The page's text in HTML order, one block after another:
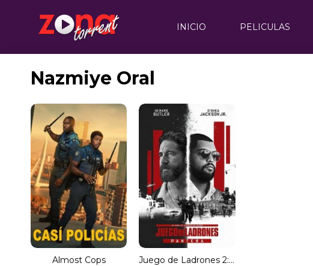
INICIO PELICULAS
Nazmiye Oral
Almost Cops Juego de Ladrones 2: Pantera